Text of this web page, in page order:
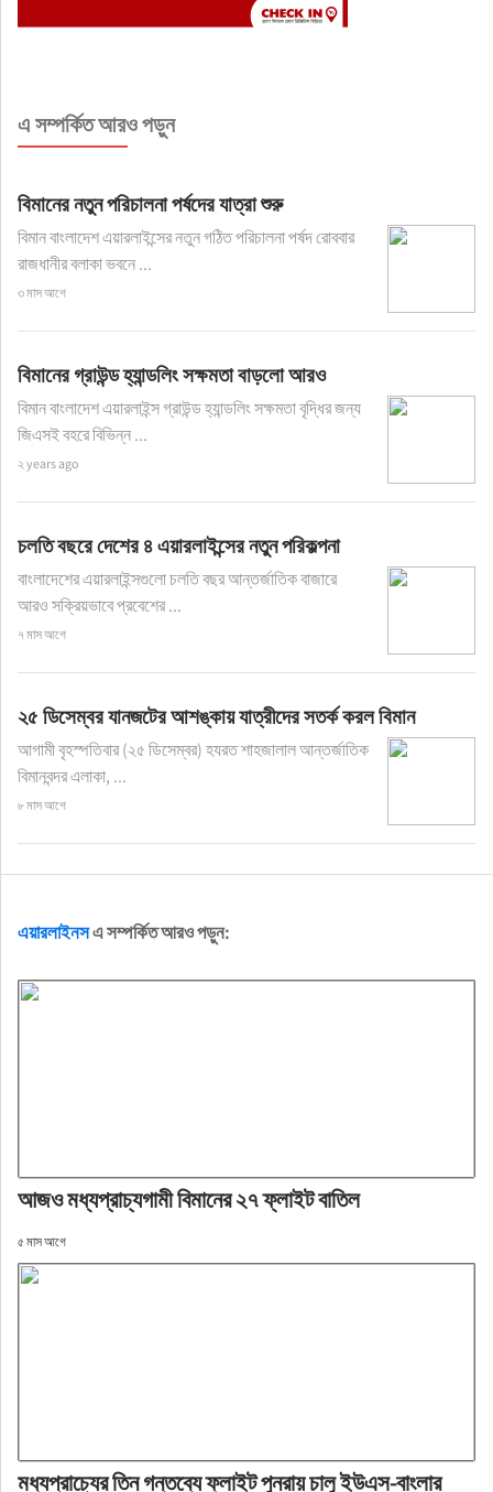
এ সম্পর্কিত আরও পড়ুন
বিমানের নতুন পরিচালনা পর্ষদের যাত্রা শুরু
বিমান বাংলাদেশ এয়ারলাইন্সের নতুন গঠিত পরিচালনা পর্ষদ রোববার
রাজধানীর বলাকা ভবনে ...
৩ মাস আগে
বিমানের গ্রাউন্ড হ্যান্ডলিং সক্ষমতা বাড়লো আরও
বিমান বাংলাদেশ এয়ারলাইন্স গ্রাউন্ড হ্যান্ডলিং সক্ষমতা বৃদ্ধির জন্য
জিএসই বহরে বিভিন্ন ...
২ years ago
চলতি বছরে দেশের ৪ এয়ারলাইন্সের নতুন পরিকল্পনা
বাংলাদেশের এয়ারলাইন্সগুলো চলতি বছর আন্তর্জাতিক বাজারে
আরও সক্রিয়ভাবে প্রবেশের ...
৭ মাস আগে
২৫ ডিসেম্বর যানজটের আশঙ্কায় যাত্রীদের সতর্ক করল বিমান
আগামী বৃহস্পতিবার (২৫ ডিসেম্বর) হযরত শাহজালাল আন্তর্জাতিক
বিমানবন্দর এলাকা, ...
৮ মাস আগে
এয়ারলাইনসএ সম্পর্কিত আরও পড়ুন:
আজও মধ্যপ্রাচ্যগামী বিমানের ২৭ ফ্লাইট বাতিল
৫ মাস আগে
মধ্যপ্রাচ্যের তিন গন্তব্যে ফ্লাইট পুনরায় চালু ইউএস-বাংলার